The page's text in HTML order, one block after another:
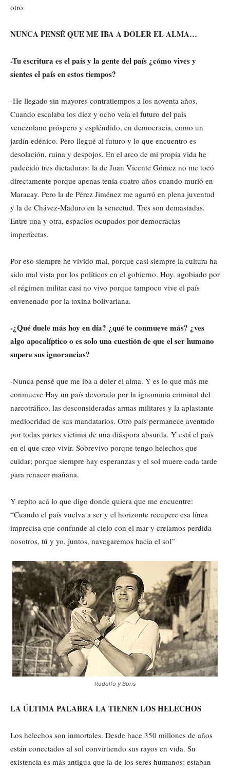
otro.
NUNCA PENSÉ QUE ME IBA A DOLER EL ALMA…
-Tu escritura es el país y la gente del país ¿cómo vives y
sientes el país en estos tiempos?
-He llegado sin mayores contratiempos a los noventa años.
Cuando escalaba los diez y ocho veía el futuro del país
venezolano próspero y espléndido, en democracia, como un
jardín edénico. Pero llegué al futuro y lo que encuentro es
desolación, ruina y despojos. En el arco de mi propia vida he
padecido tres dictaduras: la de Juan Vicente Gómez no me tocó
directamente porque apenas tenía cuatro años cuando murió en
Maracay. Pero la de Pérez Jiménez me agarró en plena juventud
y la de Chávez-Maduro en la senectud. Tres son demasiadas.
Entre una y otra, espacios ocupados por democracias
imperfectas.
Por eso siempre he vivido mal, porque casi siempre la cultura ha
sido mal vista por los políticos en el gobierno. Hoy, agobiado por
el régimen militar casi no vivo porque tampoco vive el país
envenenado por la toxina bolivariana.
-¿Qué duele más hoy en día? ¿qué te conmueve más? ¿ves
algo apocalíptico o es solo una cuestión de que el ser humano
supere sus ignorancias?
-Nunca pensé que me iba a doler el alma. Y es lo que más me
conmueve Hay un país devorado por la ignominia criminal del
narcotráfico, las desconsideradas armas militares y la aplastante
mediocridad de sus mandatarios. Otro país permanece aventado
por todas partes víctima de una diáspora absurda. Y está el país
en el que creo vivir. Sobrevivo porque tengo helechos que
cuidar; porque siempre hay esperanzas y el sol muere cada tarde
para renacer mañana.
Y repito acá lo que digo donde quiera que me encuentre:
“Cuando el país vuelva a ser y el horizonte recupere esa línea
imprecisa que confunde al cielo con el mar y creíamos perdida
nosotros, tú y yo, juntos, navegaremos hacia el sol”
Rodolfo y Boris
LA ÚLTIMA PALABRA LA TIENEN LOS HELECHOS
Los helechos son inmortales. Desde hace 350 millones de años
están conectados al sol convirtiendo sus rayos en vida. Su
existencia es más antigua que la de los seres humanos; estaban